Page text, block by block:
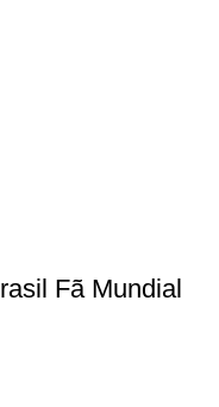
Fã Mundial